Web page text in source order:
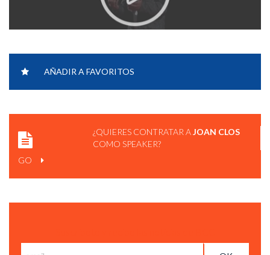
JOAN CLOS - URBAN AGE SHAPING CITIES: THE CASE FOR
PLANNING.
AÑADIR A FAVORITOS
¿QUIERES CONTRATAR AJOAN CLOS
COMO SPEAKER?
GO